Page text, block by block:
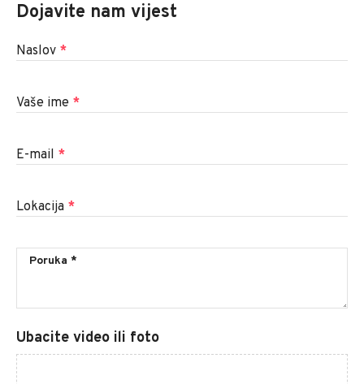
Dojavite nam vijest
Naslov *
Vaše ime *
E-mail *
Lokacija *
Ubacite video ili foto